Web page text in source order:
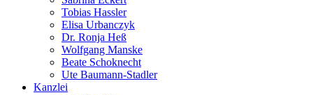
Tobias Hassler
Elisa Urbanczyk
Dr. Ronja Heß
Wolfgang Manske
Beate Schoknecht
Ute Baumann-Stadler
Kanzlei